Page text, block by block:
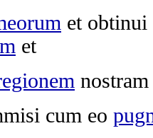
et obtinui
et
nostram
cum eo